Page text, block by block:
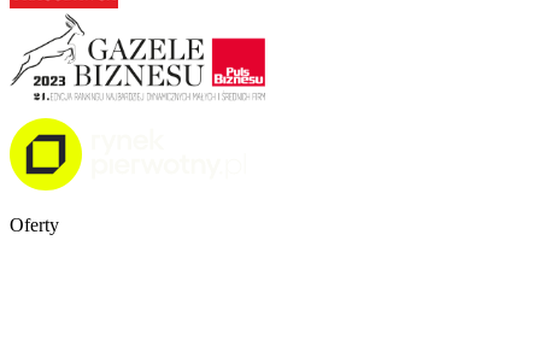
Oferty